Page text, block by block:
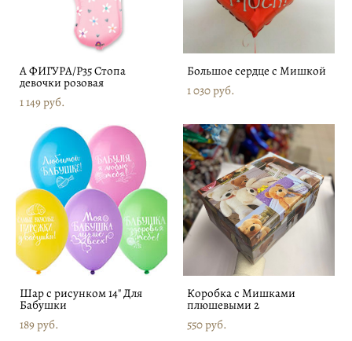
А ФИГУРА/P35 Стопа
девочки розовая
1 149 pуб.
Большое сердце с Мишкой
1 030 pуб.
Шар с рисунком 14" Для
Бабушки
189 pуб.
Коробка с Мишками
плюшевыми 2
550 pуб.